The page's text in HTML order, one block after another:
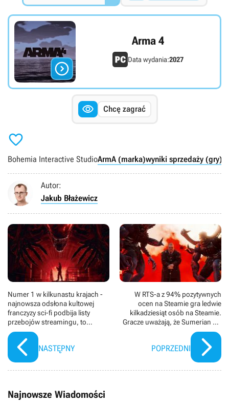

Arma 4
Data wydania:2027
 Chcę zagrać

Bohemia Interactive StudioArmA (marka)wyniki sprzedaży (gry)
Autor:
Jakub Błażewicz
Numer 1 w kilkunastu krajach -
najnowsza odsłona kultowej
franczyzy sci-fi podbija listy
przebojów streamingu, to
najlepszy film z serii od niemal 40
lat
NASTĘPNY
W RTS-a z 94% pozytywnych
ocen na Steamie gra ledwie
kilkadziesiąt osób na Steamie.
Gracze uważają, że Sumerian Six
zasługuje na więcej uwagi
POPRZEDNI
Najnowsze Wiadomości